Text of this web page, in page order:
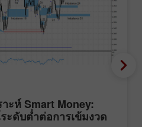
าะห์ Smart Money:
ดับต่ำต่อการเข้มงวด